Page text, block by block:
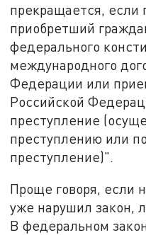
прекращается, если
приобретший
федерального
международного
Федерации или
Российской
преступление
преступлению или
преступление)".
Проще говоря, если
уже нарушил закон,
В федеральном